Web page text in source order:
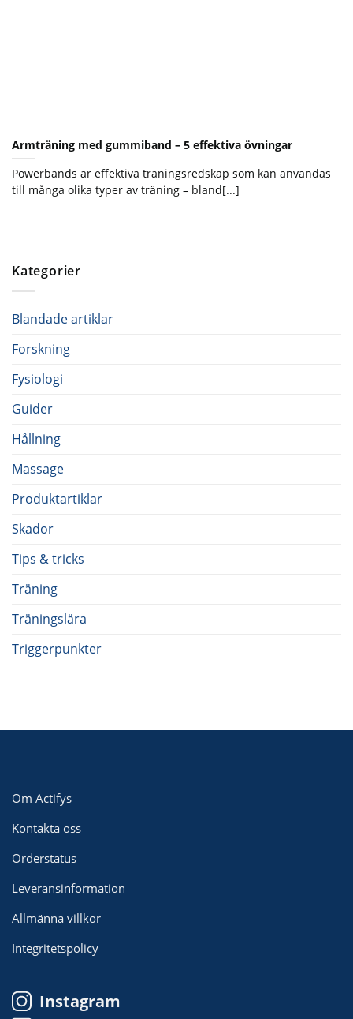
Armträning med gummiband – 5 effektiva övningar
Powerbands är effektiva träningsredskap som kan användas
till många olika typer av träning – bland[...]
Kategorier
Blandade artiklar
Forskning
Fysiologi
Guider
Hållning
Massage
Produktartiklar
Skador
Tips & tricks
Träning
Träningslära
Triggerpunkter
Om Actifys
Kontakta oss
Orderstatus
Leveransinformation
Allmänna villkor
Integritetspolicy
Instagram